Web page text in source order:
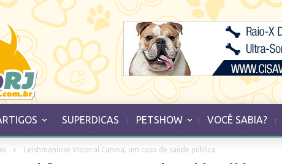
SUPERDICAS PETSHOW VOCÊ SABIA?
Leishmaniose Visceral Canina, um caso de saúde pública